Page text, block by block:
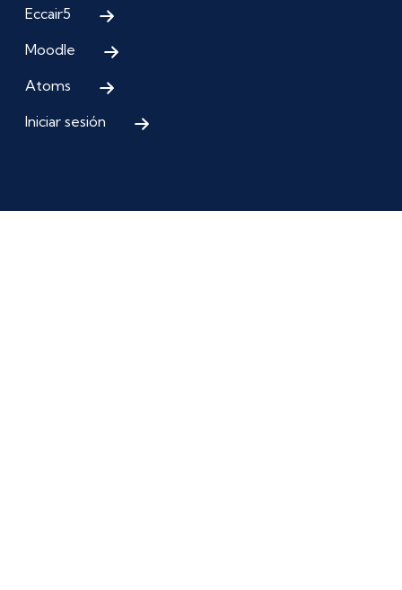
Eccair5
Moodle
Atoms
Iniciar sesión